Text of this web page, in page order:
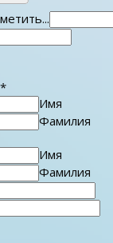
*
Имя
Фамилия
Имя
Фамилия